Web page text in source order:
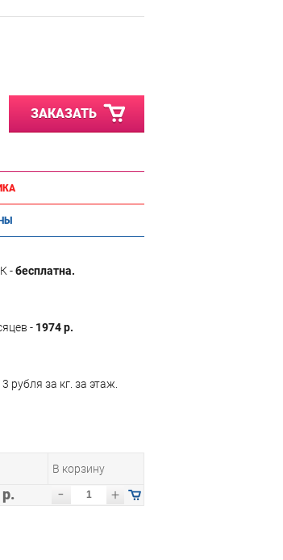
ЗАКАЗАТЬ
-бесплатна.
- 1974 р.
рубля за кг. за этаж.
В корзину
- +